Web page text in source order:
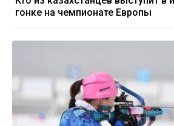
гонке на чемпионате Европы